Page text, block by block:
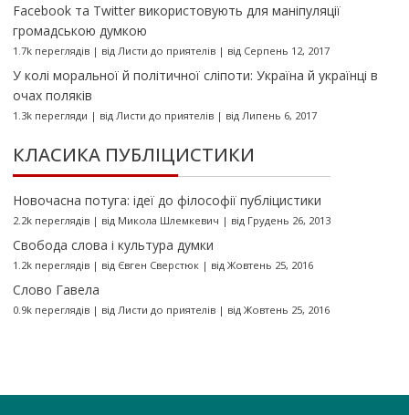
Facebook та Twitter використовують для маніпуляції
громадською думкою
1.7k переглядів| від Листи до приятелів| від Серпень 12, 2017
У колі моральної й політичної сліпоти: Україна й українці в
очах поляків
1.3k перегляди | від Листи до приятелів| від Липень 6, 2017
КЛАСИКА ПУБЛІЦИСТИКИ
Новочасна потуга: ідеї до філософії публіцистики
2.2k переглядів| від Микола Шлемкевич | від Грудень 26, 2013
Свобода слова і культура думки
1.2k переглядів| від Євген Сверстюк| від Жовтень 25, 2016
Слово Гавела
0.9k переглядів| від Листи до приятелів| від Жовтень 25, 2016